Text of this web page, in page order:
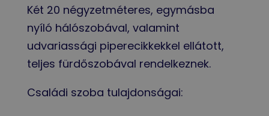
Két 20 négyzetméteres, egymásba
nyíló hálószobával, valamint
udvariassági piperecikkekkel ellátott,
teljes fürdőszobával rendelkeznek.
Családi szoba tulajdonságai: